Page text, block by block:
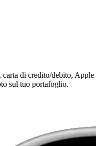
di credito/debito, Apple
sul tuo portafoglio.